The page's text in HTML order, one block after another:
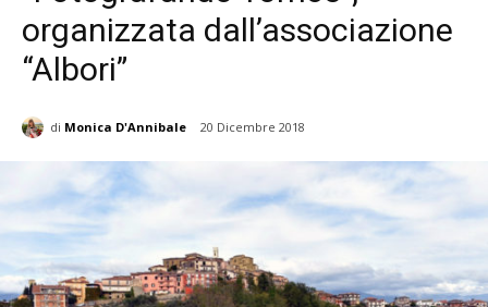
organizzata dall’associazione
“Albori”
di Monica D'Annibale 20 Dicembre 2018